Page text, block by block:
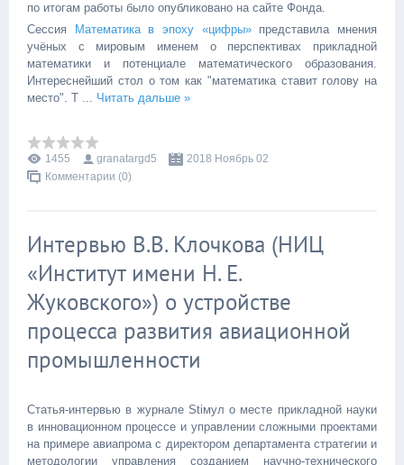
по итогам работы было опубликовано на сайте Фонда.
Сессия
Математика в эпоху «цифры»представила мнения
учёных с мировым именем о перспективах прикладной
математики и потенциале математического образования.
Интереснейший стол о том как "математика ставит голову на
место". Т ... Читать дальше »
1455 granatargd5
2018 Ноябрь 02
Комментарии (0)
Интервью В.В. Клочкова (НИЦ
«Институт имени Н. Е.
Жуковского») о устройстве
процесса развития авиационной
промышленности
Статья-интервью в журнале Stiмул о месте прикладной науки
в инновационном процессе и управлении сложными проектами
на примере авиапрома с директором департамента стратегии и
методологии управления созданием научно-технического